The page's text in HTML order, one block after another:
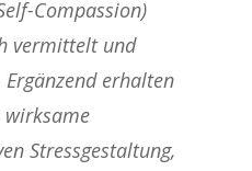
Compassion)
vermittelt und
erhalten
wirksame
Stressgestaltung,